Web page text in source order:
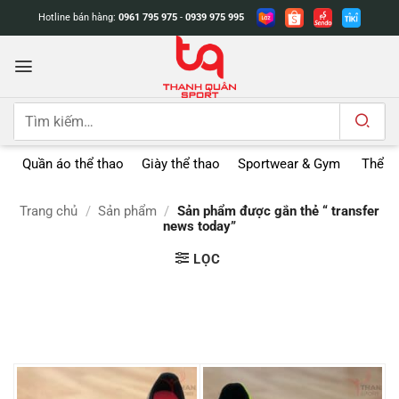
dung
Hotline bán hàng: 0961 795 975 - 0939 975 995
Tìm
Quần áo thể thao Giày thể thao Sportwear & Gym Thể
Trang chủ / Sản phẩm / Sản phẩm được gắn thẻ “ transfer
news today”
LỌC